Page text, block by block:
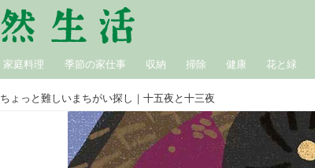
家庭料理 季節の家仕事 収納 掃除 健康 花と緑
ちょっと難しいまちがい探し｜十五夜と十三夜